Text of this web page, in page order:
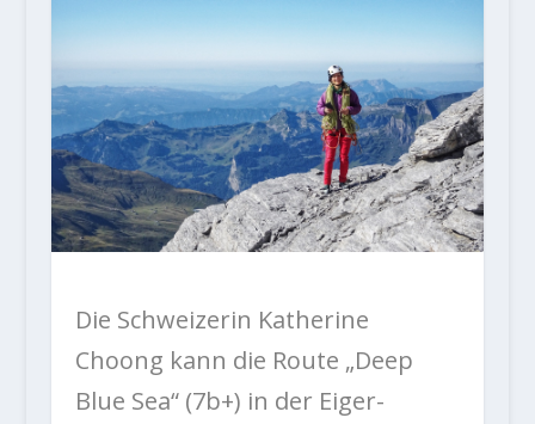
Die Schweizerin Katherine
Choong kann die Route „Deep
Blue Sea“ (7b+) in der Eiger-